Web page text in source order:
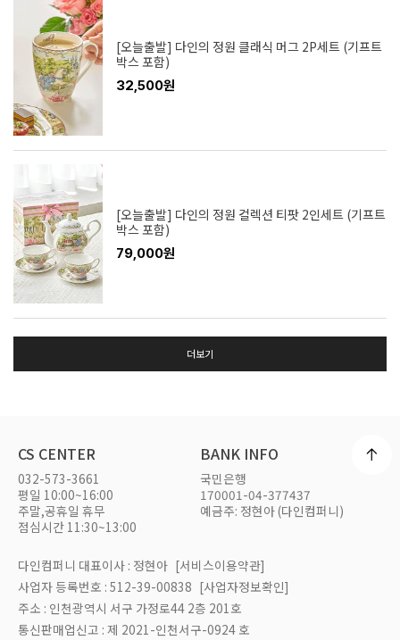
[오늘출발] 다인의 정원 클래식 머그 2P세트 (기프트
박스 포함)
32,500원
[오늘출발] 다인의 정원 컬렉션 티팟 2인세트 (기프트
박스 포함)
79,000원
더보기
CS CENTER
032-573-3661
평일 10:00~16:00
주말,공휴일 휴무
점심시간 11:30~13:00
BANK INFO
국민은행
170001-04-377437
예금주: 정현아 (다인컴퍼니)
다인컴퍼니 대표이사 : 정현아 [서비스이용약관]
사업자 등록번호 : 512-39-00838 [사업자정보확인]
주소 : 인천광역시 서구 가정로44 2층 201호
통신판매업신고 : 제 2021-인천서구-0924 호